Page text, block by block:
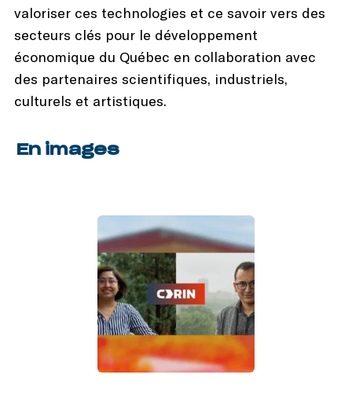
valoriser ces technologies et ce savoir vers des
secteurs clés pour le développement
économique du Québec en collaboration avec
des partenaires scientifiques, industriels,
culturels et artistiques.
En images